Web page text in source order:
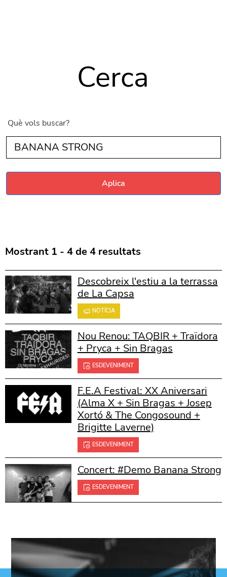
Cerca
Què vols buscar?
Aplica
Mostrant 1 - 4 de 4 resultats
Descobreix l'estiu a la terrassa
de La Capsa
NOTÍCIA
Nou Renou: TAQBIR + Traïdora
+ Pryca + Sin Bragas
ESDEVENIMENT
F.E.A Festival: XX Aniversari
(Alma X + Sin Bragas + Josep
Xortó & The Congosound +
Brigitte Laverne)
ESDEVENIMENT
Concert: #Demo Banana Strong
ESDEVENIMENT